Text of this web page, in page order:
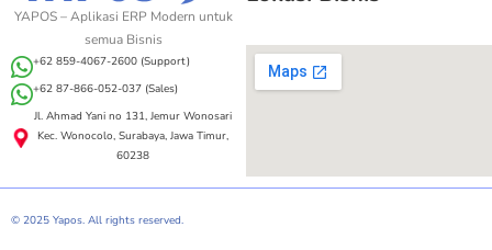
YAPOS – Aplikasi ERP Modern untuk
semua Bisnis
+62 859-4067-2600 (Support)
+62 87-866-052-037 (Sales)
Jl. Ahmad Yani no 131, Jemur Wonosari
Kec. Wonocolo, Surabaya, Jawa Timur,
60238
© 2025 Yapos. All rights reserved.